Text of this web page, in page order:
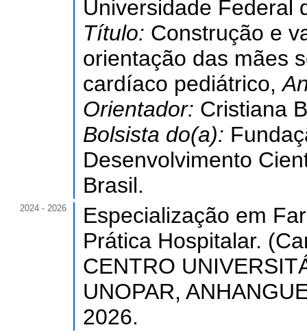
Universidade Federal
Título: Construção e
orientação das mães
cardíaco pediátrico,
Orientador: Cristiana
Bolsista do(a):
Desenvolvimento
Brasil.
2024 - 2026
Especialização em
Prática Hospitalar.
CENTRO
UNOPAR,
2026.